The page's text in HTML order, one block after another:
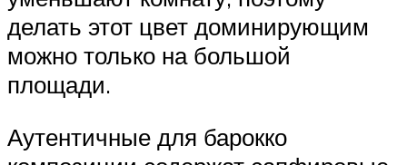
делать этот цвет доминирующим
можно только на большой
площади.
Аутентичные для барокко